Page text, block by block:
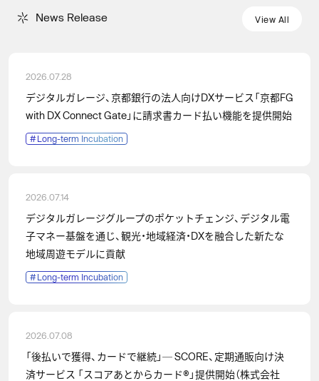
News Release
News Release View All
2026.07.28
デジタルガレージ、京都銀行の法人向けDXサービス「京都FG
with DX Connect Gate」に請求書カード払い機能を提供開始
# Long-term Incubation
2026.07.14
デジタルガレージグループのポケットチェンジ、デジタル電
子マネー基盤を通じ、観光・地域経済・DXを融合した新たな
地域周遊モデルに貢献
# Long-term Incubation
2026.07.08
「後払いで獲得、カードで継続」─ SCORE、定期通販向け決
済サービス 「スコアあとからカード®」提供開始（株式会社